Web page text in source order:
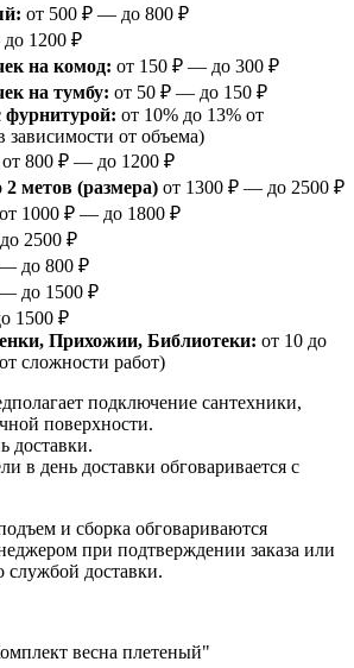
от 500 ₽ — до 800 ₽
1200 ₽
на комод: от 150 ₽ — до 300 ₽
на тумбу: от 50 ₽ — до 150 ₽
фурнитурой: от 10% до 13% от
зависимости от объема)
от 800 ₽ — до 1200 ₽
метов (размера) от 1300 ₽ — до 2500 ₽
от 1000 ₽ — до 1800 ₽
2500 ₽
до 800 ₽
до 1500 ₽
1500 ₽
Прихожии, Библиотеки: от 10 до
сложности работ)
подключение сантехники,
поверхности.
доставки.
в день доставки обговаривается с
и сборка обговариваются
при подтверждении заказа или
службой доставки.
весна плетеный"